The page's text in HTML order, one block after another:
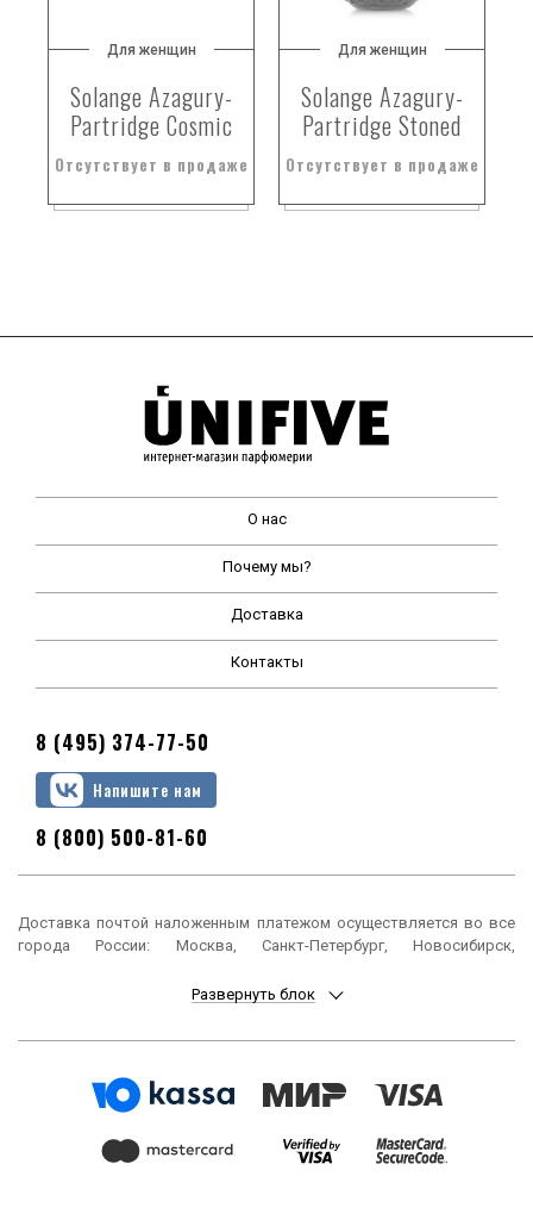
Для женщин
Solange Azagury-
Partridge Cosmic
Отсутствует в продаже
Для женщин
Solange Azagury-
Partridge Stoned
Отсутствует в продаже
О нас
Почему мы?
Доставка
Контакты
8 (495) 374-77-50
Напишите нам
8 (800) 500-81-60
Доставка почтой наложенным платежом осуществляется во все
города России: Москва, Санкт-Петербург, Новосибирск,
Ростов-на-Дону, Уфа, Красноярск, Пермь, Воронеж, Волгоград,
Ульяновск, Иркутск, Хабаровск, Ярославль, Владивосток, Томск,
Челны, Пенза, Липецк, Киров, Чебоксары, Тула, Калининград,
Балашиха, Курск, Ставрополь, Улан-Удэ, Тверь, Магнитогорск,
Архангельск, Чита, Калуга, Симферополь, Смоленск, Волжский,
Развернуть блок